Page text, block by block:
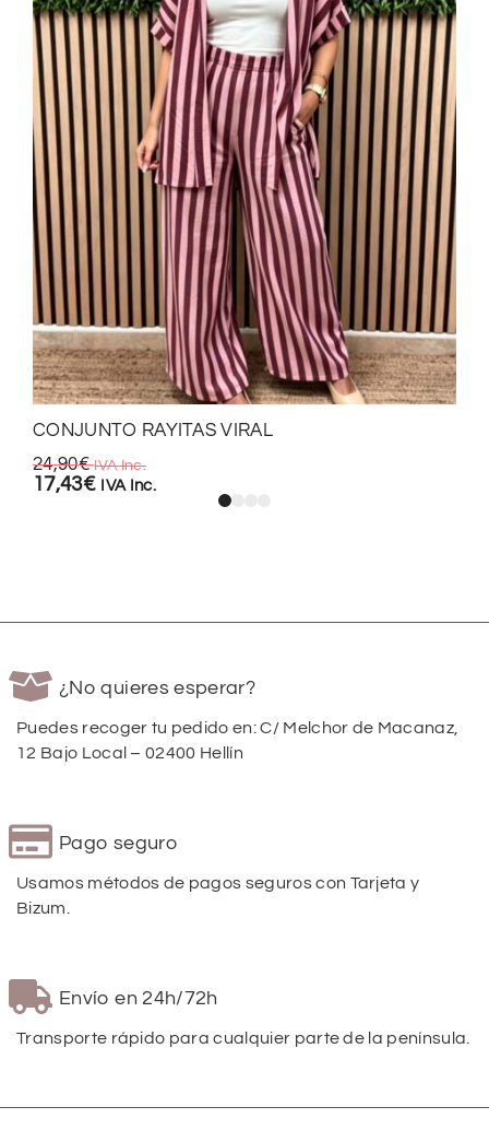
CONJUNTO RAYITAS VIRAL
24,90€ IVA Inc.
17,43€ IVA Inc.
¿No quieres esperar?
Puedes recoger tu pedido en: C/ Melchor de Macanaz,
12 Bajo Local – 02400 Hellín
Pago seguro
Usamos métodos de pagos seguros con Tarjeta y
Bizum.
Envío en 24h/72h
Transporte rápido para cualquier parte de la península.